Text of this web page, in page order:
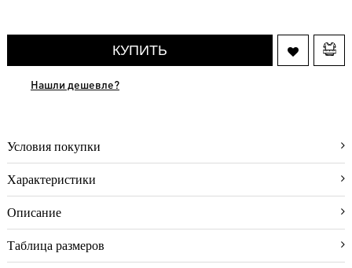
Видео-
Как
оформить
заказ
Как
выбрать
размер
КУПИТЬ
Нашли дешевле?
Условия покупки
Характеристики
Описание
Таблица размеров